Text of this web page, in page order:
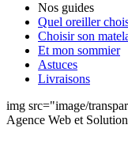
Nos guides
Quel oreiller
Choisir son
Et mon sommier
Astuces
Livraisons
img src="image/
Agence Web et